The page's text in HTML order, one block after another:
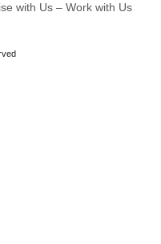
with Us – Work with Us